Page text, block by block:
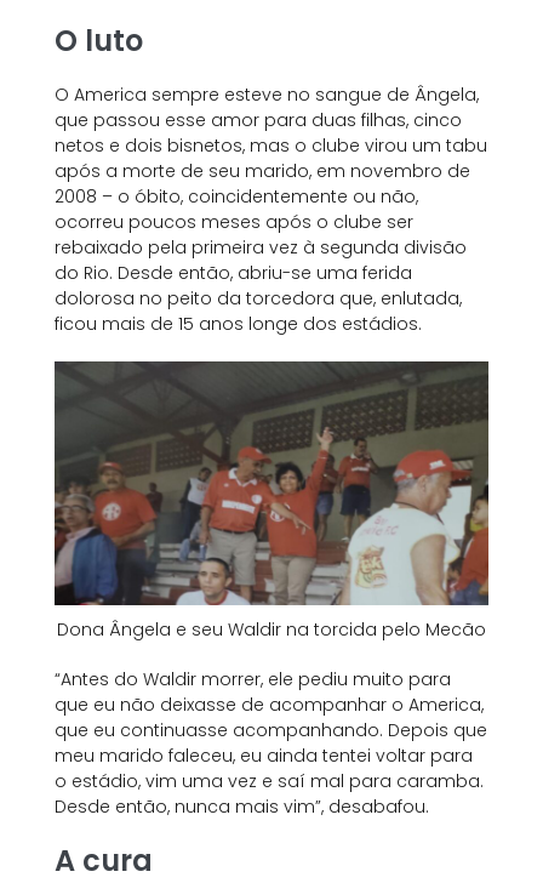
O luto
O America sempre esteve no sangue de Ângela,
que passou esse amor para duas filhas, cinco
netos e dois bisnetos, mas o clube virou um tabu
após a morte de seu marido, em novembro de
2008 – o óbito, coincidentemente ou não,
ocorreu poucos meses após o clube ser
rebaixado pela primeira vez à segunda divisão
do Rio. Desde então, abriu-se uma ferida
dolorosa no peito da torcedora que, enlutada,
ficou mais de 15 anos longe dos estádios.
Dona Ângela e seu Waldir na torcida pelo Mecão
“Antes do Waldir morrer, ele pediu muito para
que eu não deixasse de acompanhar o America,
que eu continuasse acompanhando. Depois que
meu marido faleceu, eu ainda tentei voltar para
o estádio, vim uma vez e saí mal para caramba.
Desde então, nunca mais vim”, desabafou.
A cura